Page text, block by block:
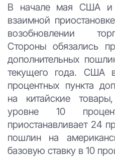
В начале мая США и
взаимной
возобновлении
Стороны обязались
дополнительных
текущего года. США
процентных пункта
на китайские
уровне 10
приостанавливает 24
пошлин на
базовую ставку в 10